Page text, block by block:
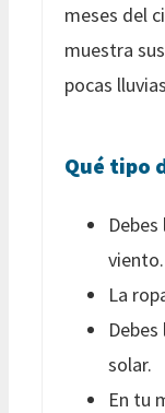
meses del
muestra
pocas
Qué tipo
viento.
La
solar.
En tu